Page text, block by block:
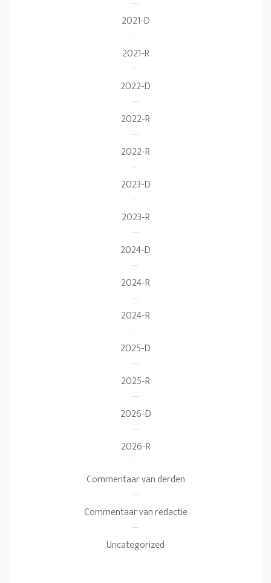
2021-D
2021-R
2022-D
2022-R
2022-R
2023-D
2023-R
2024-D
2024-R
2024-R
2025-D
2025-R
2026-D
2026-R
Commentaar van derden
Commentaar van redactie
Uncategorized